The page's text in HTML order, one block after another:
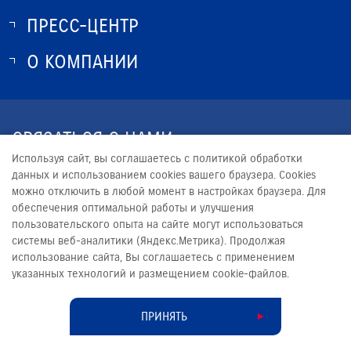
О SUZUKI
ПРЕСС-ЦЕНТР
НОВОСТИ
О КОМПАНИИ
СВЯЗАТЬСЯ С НАМИ
+7 (3952) 500-110
INFO@SUZUKI-TERRA.RU
© 2026
Сделано в ПЕРКС
Используя сайт, вы соглашаетесь с политикой обработки
данных и использованием cookies вашего браузера. Cookies
можно отключить в любой момент в настройках браузера. Для
обеспечения оптимальной работы и улучшения
пользовательского опыта на сайте могут использоваться
системы веб-аналитики (Яндекс.Метрика). Продолжая
использование сайта, Вы соглашаетесь с применением
указанных технологий и размещением cookie-файлов.
ПРИНЯТЬ